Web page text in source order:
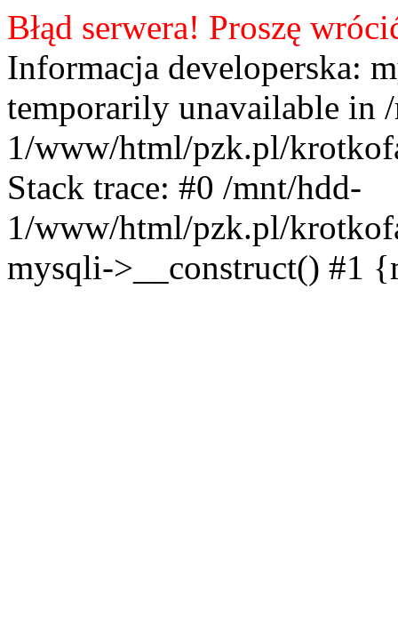
Błąd serwera! Proszę
Informacja developerska:
temporarily unavailable in
1/www/html/pzk.pl/
Stack trace: #0 /mnt/hdd-
1/www/html/pzk.pl/
mysqli->__construct() #1